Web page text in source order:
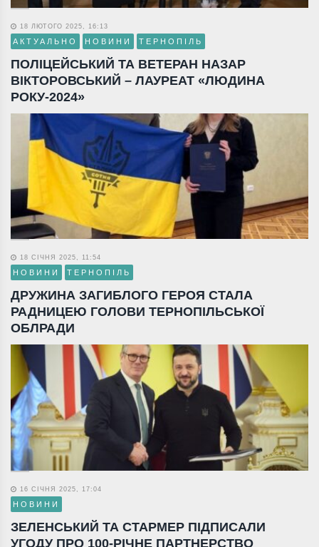
18 ЛЮТОГО 2025, 16:13
АКТУАЛЬНО НОВИНИ ТЕРНОПІЛЬ
ПОЛІЦЕЙСЬКИЙ ТА ВЕТЕРАН НАЗАР
ВІКТОРОВСЬКИЙ – ЛАУРЕАТ «ЛЮДИНА
РОКУ-2024»
18 СІЧНЯ 2025, 11:54
НОВИНИ ТЕРНОПІЛЬ
ДРУЖИНА ЗАГИБЛОГО ГЕРОЯ СТАЛА
РАДНИЦЕЮ ГОЛОВИ ТЕРНОПІЛЬСЬКОЇ
ОБЛРАДИ
16 СІЧНЯ 2025, 17:04
НОВИНИ
ЗЕЛЕНСЬКИЙ ТА СТАРМЕР ПІДПИСАЛИ
УГОДУ ПРО 100-РІЧНЕ ПАРТНЕРСТВО